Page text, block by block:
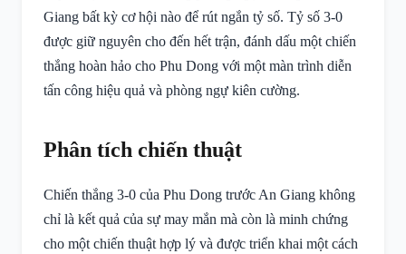
Giang bất kỳ cơ hội nào để rút ngắn tỷ số. Tỷ số 3-0
được giữ nguyên cho đến hết trận, đánh dấu một chiến
thắng hoàn hảo cho Phu Dong với một màn trình diễn
tấn công hiệu quả và phòng ngự kiên cường.
Phân tích chiến thuật
Chiến thắng 3-0 của Phu Dong trước An Giang không
chỉ là kết quả của sự may mắn mà còn là minh chứng
cho một chiến thuật hợp lý và được triển khai một cách